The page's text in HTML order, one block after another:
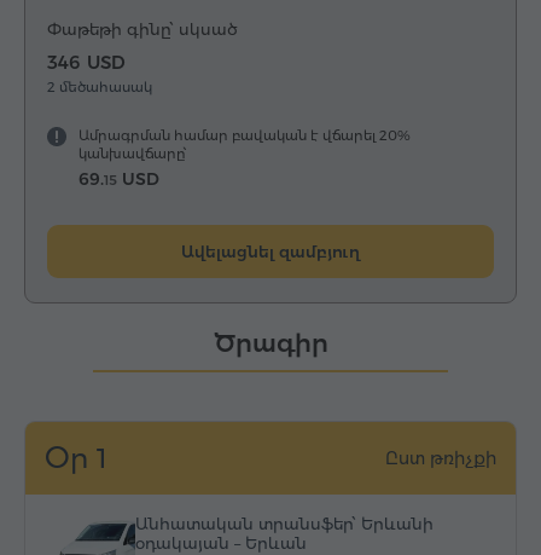
Փաթեթի գինը՝ սկսած
346 USD
2 մեծահասակ
Ամրագրման համար բավական է վճարել 20%
կանխավճարը՝
69.15 USD
Ավելացնել զամբյուղ
Ծրագիր
Օր 1 Ըստ թռիչքի
Անհատական տրանսֆեր՝ Երևանի
օդակայան – Երևան